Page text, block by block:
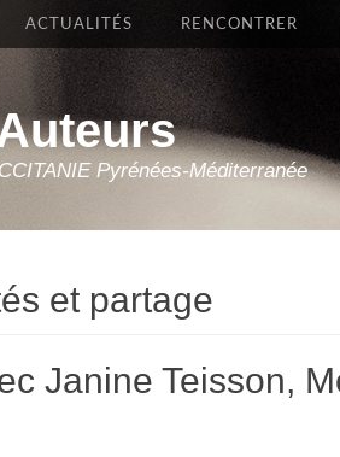
Pyrénées-Méditerranée
ACTUALITÉS RENCONTRER
et partage
Janine Teisson,